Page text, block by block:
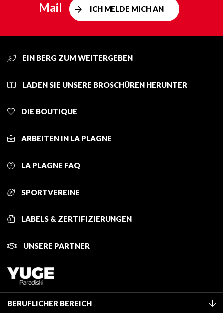
Mail
ICH MELDE MICH AN
EIN BERG ZUM WEITERGEBEN
LADEN SIE UNSERE BROSCHÜREN HERUNTER
DIE BOUTIQUE
ARBEITEN IN LA PLAGNE
LA PLAGNE FAQ
SPORTVEREINE
LABELS & ZERTIFIZIERUNGEN
UNSERE PARTNER
BERUFLICHER BEREICH